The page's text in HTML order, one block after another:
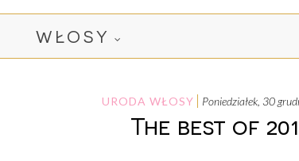
WŁOSY
URODA WŁOSY poniedziałek, 30
The best of